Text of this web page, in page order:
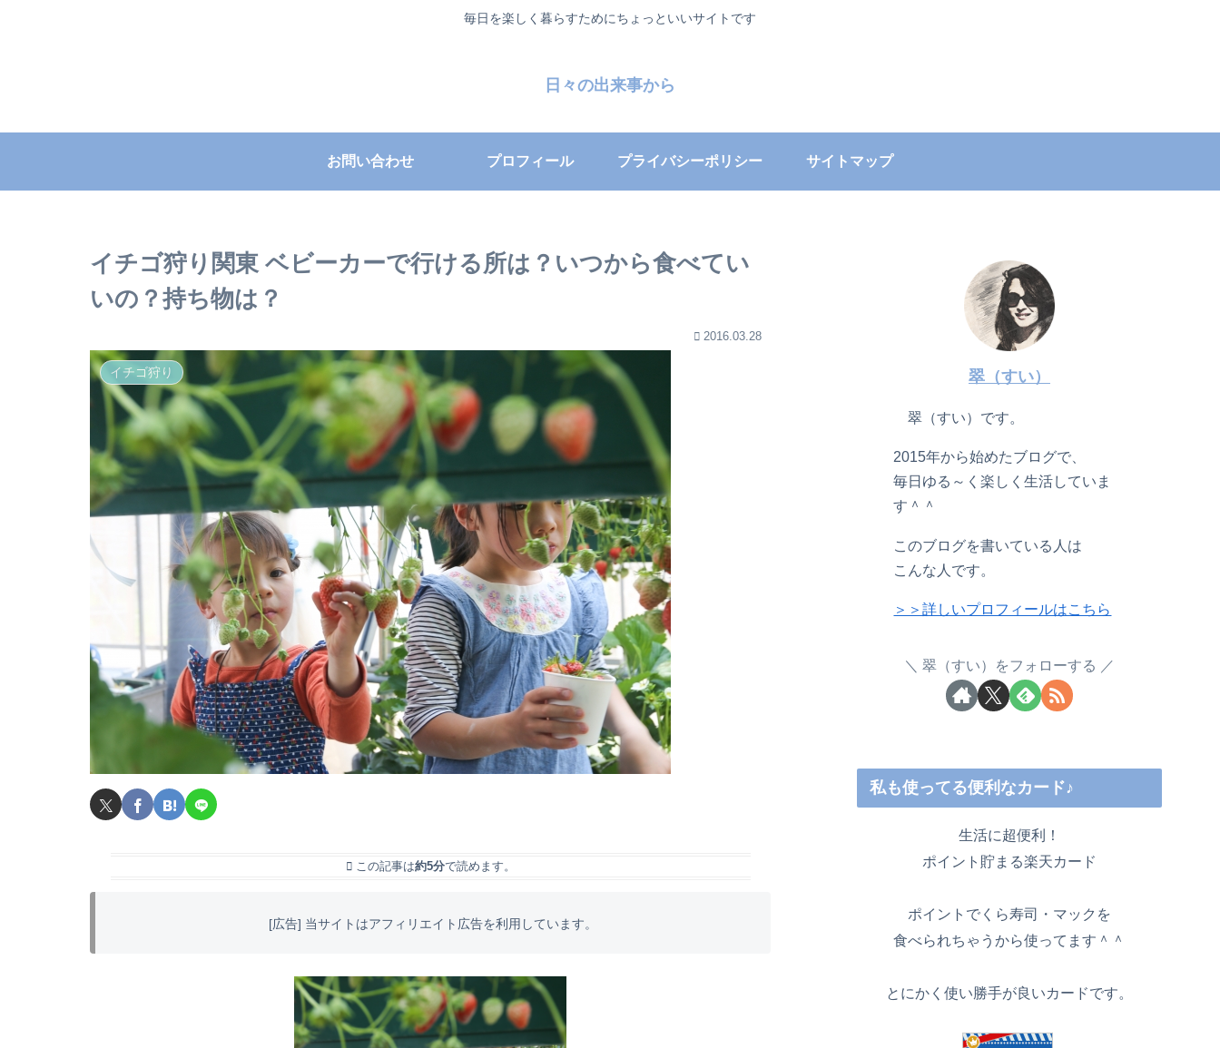
毎日を楽しく暮らすためにちょっといいサイトです
日々の出来事から
お問い合わせ プロフィール プライバシーポリシー サイトマップ
イチゴ狩り関東 ベビーカーで行ける所は？いつから食べてい
いの？持ち物は？
2016.03.28
イチゴ狩り
この記事は約5分で読めます。
[広告] 当サイトはアフィリエイト広告を利用しています。
翠（すい）
翠（すい）です。
2015年から始めたブログで、
毎日ゆる～く楽しく生活していま
す＾＾
このブログを書いている人は
こんな人です。
＞＞詳しいプロフィールはこちら
翠（すい）をフォローする
私も使ってる便利なカード♪
生活に超便利！
ポイント貯まる楽天カード
ポイントでくら寿司・マックを
食べられちゃうから使ってます＾＾
とにかく使い勝手が良いカードです。